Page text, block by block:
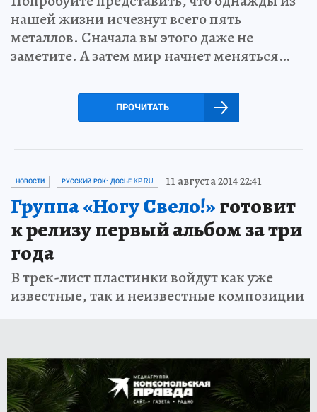
нашей жизни исчезнут всего пять
металлов. Сначала вы этого даже не
заметите. А затем мир начнет меняться…
ПРОЧИТАТЬ
НОВОСТИ РУССКИЙ РОК: ДОСЬЕ KP.RU 11 августа 2014 22:41
Группа «Ногу Свело!»готовит
к релизу первый альбом за три
года
В трек-лист пластинки войдут как уже
известные, так и неизвестные композиции